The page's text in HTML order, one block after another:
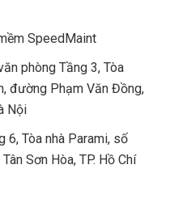
SpeedMaint
phòng Tầng 3, Tòa
đường Phạm Văn Đồng,
Nội
6, Tòa nhà Parami, số
Sơn Hòa, TP. Hồ Chí